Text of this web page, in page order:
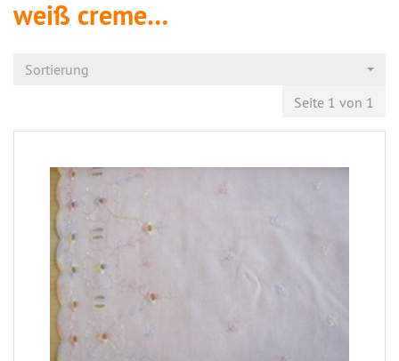
weiß creme…
Sortierung
Seite 1 von 1